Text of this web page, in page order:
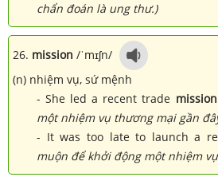
chẩn đoán là ung thư.)
26. mission /ˈmɪʃn/
(n) nhiệm vụ, sứ mệnh
- She led a recent trade mission
một nhiệm vụ thương mại gần
- It was too late to launch a
muộn để khởi động một nhiệm